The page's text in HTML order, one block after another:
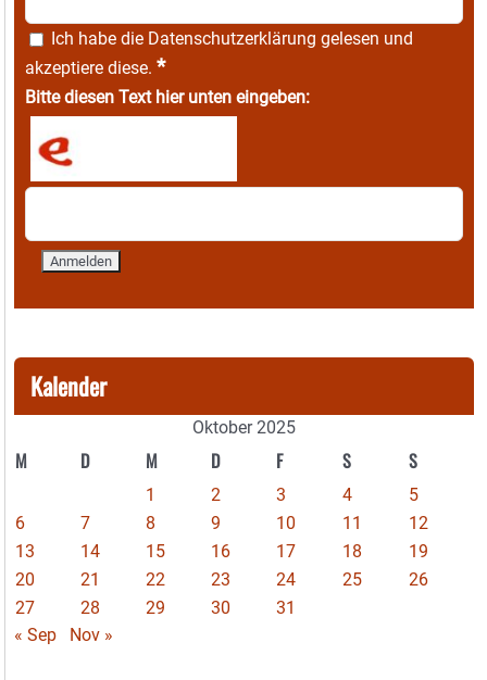
Ich habe die Datenschutzerklärung gelesen und
akzeptiere diese. *
Bitte diesen Text hier unten eingeben:
Kalender
Oktober 2025
M D M D F S S
1 2 3 4
5
6
7 8 9 10 11
12
13
14 15 16 17 18
19
20
21 22 23 24 25
26
27
28 29 30
31
« Sep
Nov »